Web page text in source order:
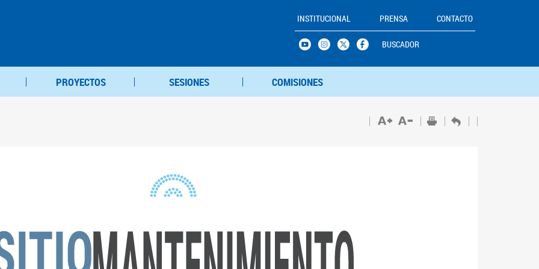
INSTITUCIONAL PRENSA CONTACTO
BUSCADOR
PROYECTOS SESIONES COMISIONES